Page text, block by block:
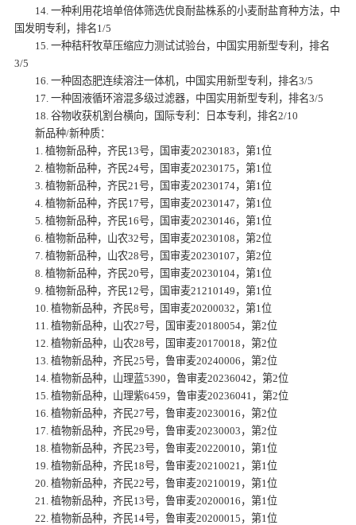
14. 一种利用花培单倍体筛选优良耐盐株系的小麦耐盐育种方法，中
国发明专利，排名1/5
15. 一种秸秆牧草压缩应力测试试验台，中国实用新型专利，排名
3/5
16. 一种固态肥连续溶注一体机，中国实用新型专利，排名3/5
17. 一种固液循环溶混多级过滤器，中国实用新型专利，排名3/5
18. 谷物收获机割台横向，国际专利：日本专利，排名2/10
新品种/新种质：
1. 植物新品种，齐民13号，国审麦20230183，第1位
2. 植物新品种，齐民24号，国审麦20230175，第1位
3. 植物新品种，齐民21号，国审麦20230174，第1位
4. 植物新品种，齐民17号，国审麦20230147，第1位
5. 植物新品种，齐民16号，国审麦20230146，第1位
6. 植物新品种，山农32号，国审麦20230108，第2位
7. 植物新品种，山农28号，国审麦20230107，第2位
8. 植物新品种，齐民20号，国审麦20230104，第1位
9. 植物新品种，齐民12号，国审麦21210149，第1位
10. 植物新品种，齐民8号，国审麦20200032，第1位
11. 植物新品种，山农27号，国审麦20180054，第2位
12. 植物新品种，山农28号，国审麦20170018，第2位
13. 植物新品种，齐民25号，鲁审麦20240006，第2位
14. 植物新品种，山理蓝5390，鲁审麦20236042，第2位
15. 植物新品种，山理紫6459，鲁审麦20236041，第2位
16. 植物新品种，齐民27号，鲁审麦20230016，第2位
17. 植物新品种，齐民29号，鲁审麦20230003，第2位
18. 植物新品种，齐民23号，鲁审麦20220010，第1位
19. 植物新品种，齐民18号，鲁审麦20210021，第1位
20. 植物新品种，齐民22号，鲁审麦20210019，第1位
21. 植物新品种，齐民13号，鲁审麦20200016，第1位
22. 植物新品种，齐民14号，鲁审麦20200015，第1位